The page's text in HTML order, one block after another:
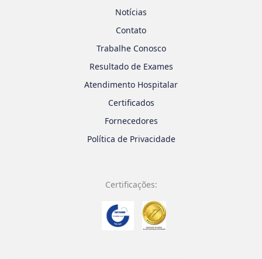
Notícias
Contato
Trabalhe Conosco
Resultado de Exames
Atendimento Hospitalar
Certificados
Fornecedores
Política de Privacidade
Certificações: